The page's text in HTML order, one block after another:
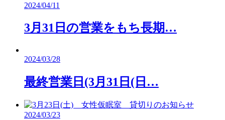
2024/04/11
3月31日の営業をもち長期…
2024/03/28
最終営業日(3月31日(日…
2024/03/23